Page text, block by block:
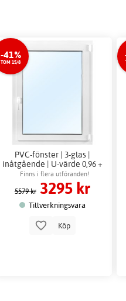
-41%
TOM 15/8
PVC-fönster | 3-glas |
inåtgående | U-värde 0,96 +
Drevband
Finns i flera utföranden!
5579 kr 3295 kr
Tillverkningsvara
Köp